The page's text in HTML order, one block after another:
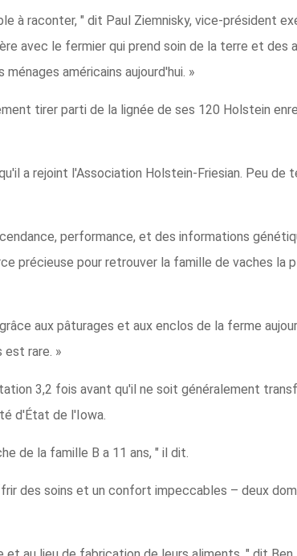
à raconter, " dit Paul Ziemnisky, vice-président
avec le fermier qui prend soin de la terre et des
américains aujourd'hui. »
tirer parti de la lignée de ses 120 Holstein
a rejoint l'Association Holstein-Friesian. Peu de
performance, et des informations
précieuse pour retrouver la famille de vaches la
aux pâturages et aux enclos de la ferme
est rare. »
3,2 fois avant qu'il ne soit généralement
d'État de l'Iowa.
de la famille B a 11 ans, " il dit.
des soins et un confort impeccables – deux